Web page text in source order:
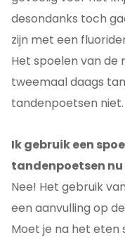
desondanks toch
zijn met een
Het spoelen van de
tweemaal daags
tandenpoetsen niet.
Ik gebruik een
tandenpoetsen
Nee! Het gebruik
een aanvulling op
Moet je na het eten